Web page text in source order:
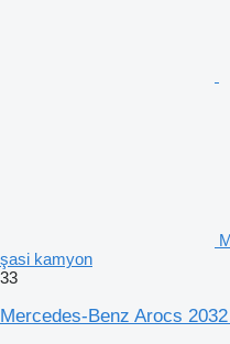
şasi kamyon
33
Mercedes-Benz Arocs 2032